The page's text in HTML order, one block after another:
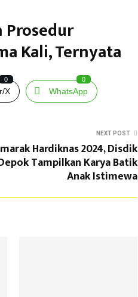
Prosedur
Kali, Ternyata
X
0
WhatsApp
0
NEXT POST
Hardiknas 2024, Disdik
Tampilkan Karya Batik
Anak Istimewa